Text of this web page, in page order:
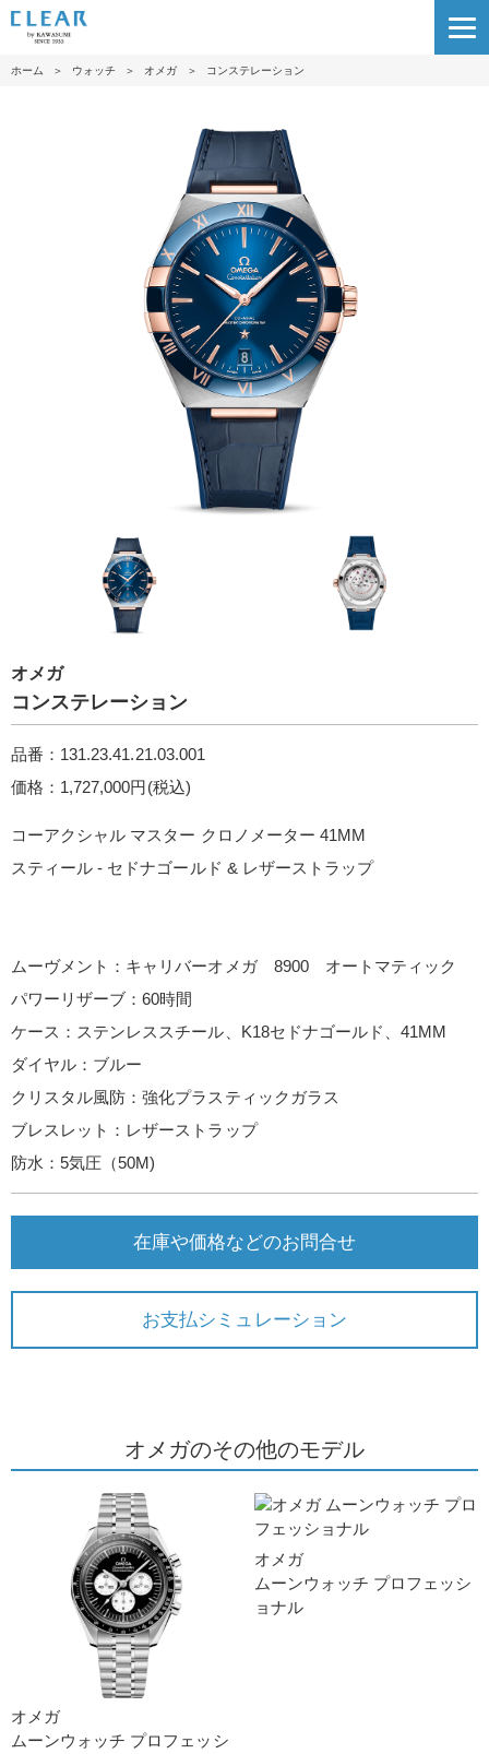
ホーム ＞ ウォッチ ＞ オメガ ＞ コンステレーション
オメガ
コンステレーション
品番：131.23.41.21.03.001
価格：1,727,000円(税込)
コーアクシャル マスター クロノメーター 41M M
スティール ‑ セドナゴールド & レザーストラッ プ
ムーヴメント：キャリバーオメガ 8900 オートマティック
パワーリザーブ：60時間
ケース：ステンレススチール、K18セドナゴールド、41MM
ダイヤル：ブルー
クリスタル風防：強化プラスティックガラス
ブレスレット：レザーストラップ
防水：5気圧（50M)
在庫や価格などのお問合せ
お支払シミュレーション
オメガのその他のモデル
オメガ
ムーンウォッチ プロフェッシ
オメガ
ムーンウォッチ プロフェッシ
ョナ ル